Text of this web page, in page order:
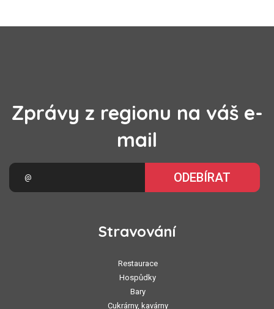
Zprávy z regionu na váš e-
mail
ODEBÍRAT
Stravování
Restaurace
Hospůdky
Bary
Cukrárny, kavárny